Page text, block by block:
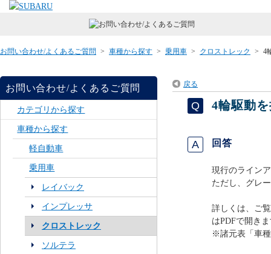
お問い合わせ/よくあるご質問 > 車種から探す > 乗用車 > クロストレック > 4
お問い合わせ/よくあるご質問
カテゴリから探す
車種から探す
軽自動車
乗用車
レイバック
インプレッサ
クロストレック
ソルテラ
戻る
4輪駆動
回答
現行のライン
ただし、グレ
詳しくは、ご
はPDFで開き
※諸元表「車